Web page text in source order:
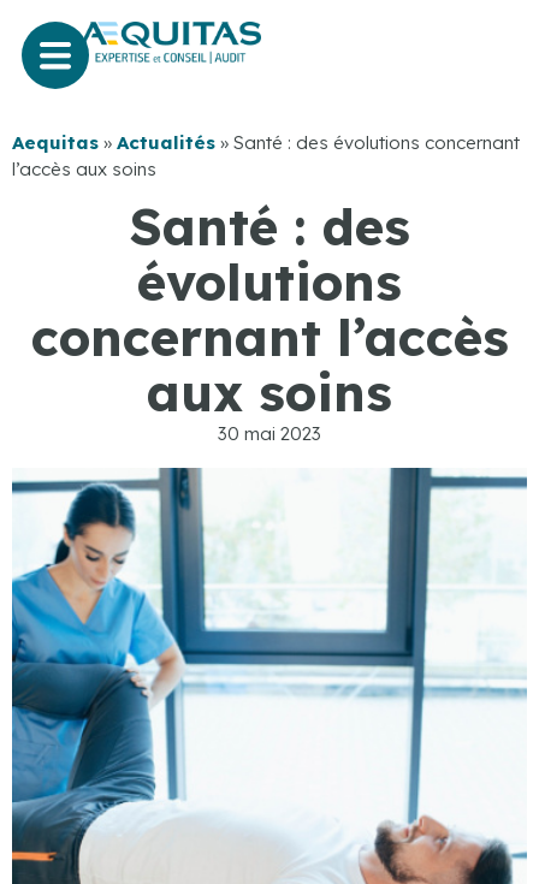
Aequitas » Actualités » Santé : des évolutions concernant
l’accès aux soins
Santé : des
évolutions
concernant l’accès
aux soins
30 mai 2023